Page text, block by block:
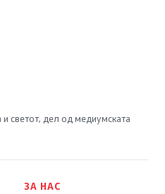
светот, дел од медиумската
ЗА НАС